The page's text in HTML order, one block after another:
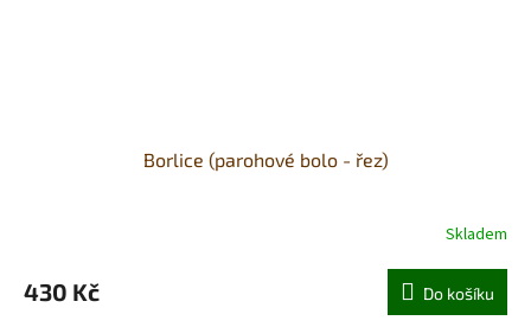
Borlice (parohové bolo - řez)
Skladem
430 Kč Do košíku